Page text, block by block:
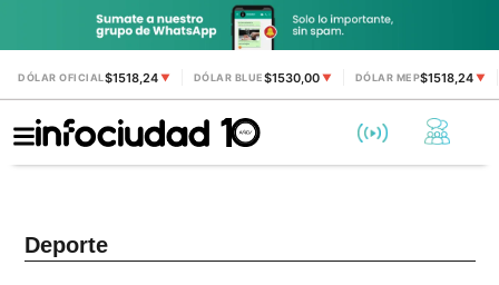
DÓLAR OFICIAL$1518,24 ▼ DÓLAR BLUE$1530,00 ▼ DÓLAR MEP$1518,24▼
Deporte